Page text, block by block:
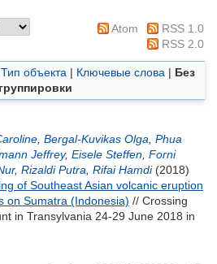
Atom
RSS 1.0
RSS 2.0
Тип объекта | Ключевые слова | Без
группировки
Bergal-Kuvikas Olga Phua
Jeffrey, Eisele Steffen Forni
, Rizaldi Putra Rifai Hamdi(2018)
of Southeast Asian volcanic eruption
on Sumatra (Indonesia) // Crossing
in Transylvania 24-29 June 2018 in